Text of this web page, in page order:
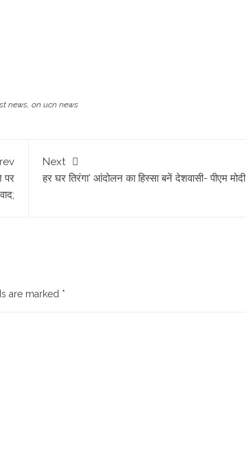
news, on ucn news
पर
Next
हर घर तिरंगा’ आंदोलन का हिस्सा बनें देशवासी- पीएम मोदी
are marked *